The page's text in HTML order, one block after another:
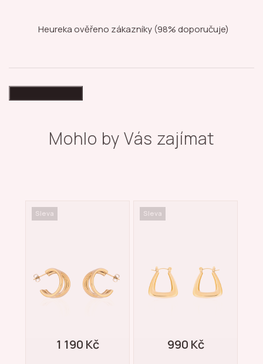
Heureka ověřeno zákazníky (98% doporučuje)
Mohlo by Vás zajímat
Sleva
1 190 Kč
Sleva
990 Kč